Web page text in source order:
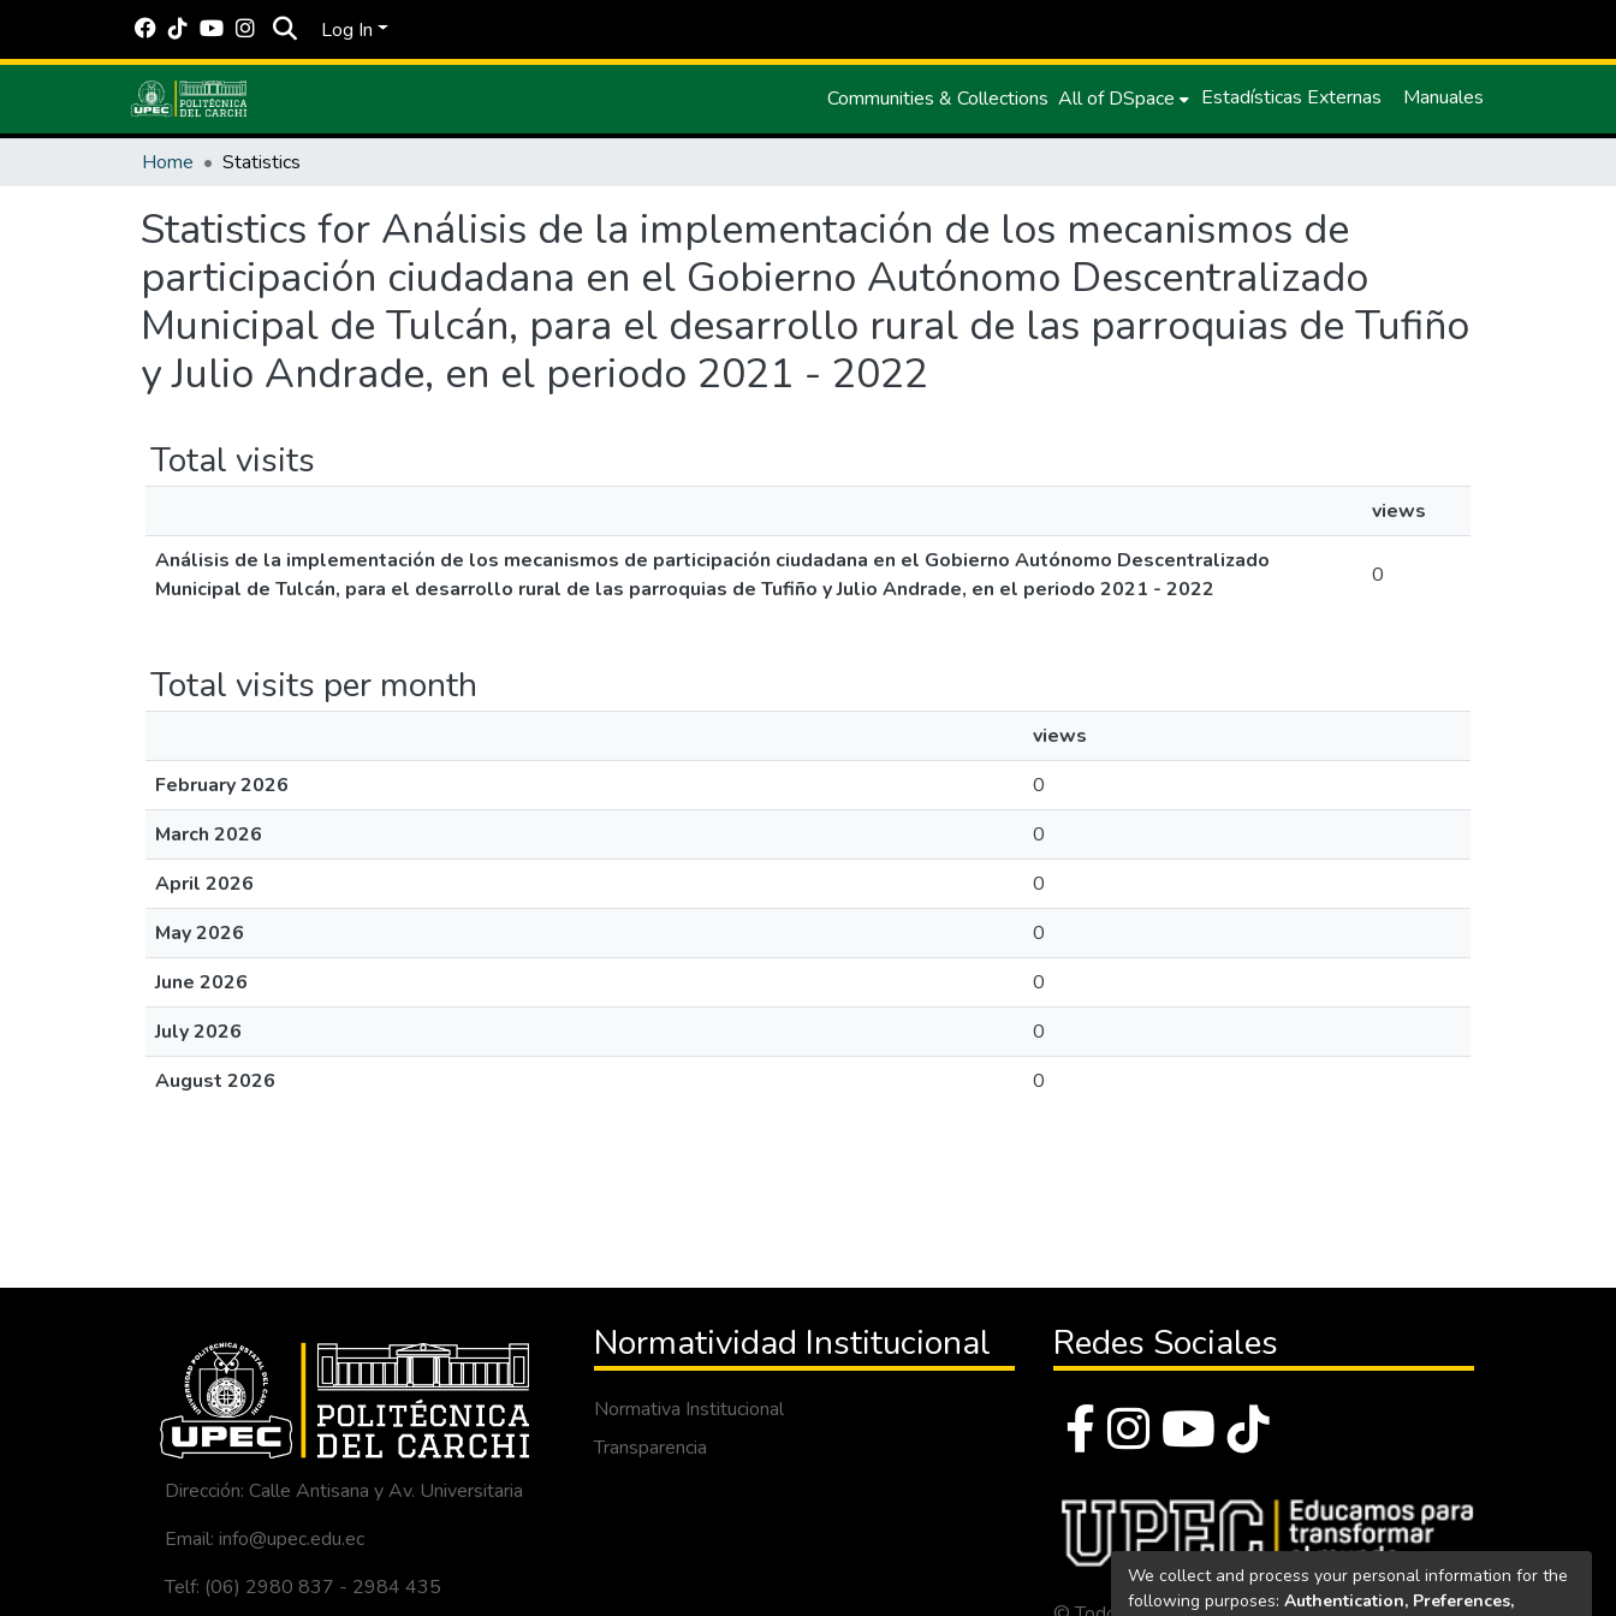
Log In
Communities & Collections All of DSpace Estadísticas Externas Manuales
Home Statistics
Statistics for Análisis de la implementación de los mecanismos de
participación ciudadana en el Gobierno Autónomo Descentralizado
Municipal de Tulcán, para el desarrollo rural de las parroquias de Tufiño
y Julio Andrade, en el periodo 2021 - 2022
Total visits
views
Análisis de la implementación de los mecanismos de participación ciudadana en el Gobierno Autónomo Descentralizado
Municipal de Tulcán, para el desarrollo rural de las parroquias de Tufiño y Julio Andrade, en el periodo 2021 - 2022
0
Total visits per month
views
February 2026
0
March 2026
0
April 2026
0
May 2026
0
June 2026
0
July 2026
0
August 2026
0
Dirección: Calle Antisana y Av. Universitaria
Email: info@upec.edu.ec
Telf: (06) 2980 837 - 2984 435
Normatividad Institucional
Normativa Institucional
Transparencia
Redes Sociales
We collect and process your personal information for the
following purposes: Authentication, Preferences,